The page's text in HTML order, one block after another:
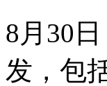
8月30
发，包